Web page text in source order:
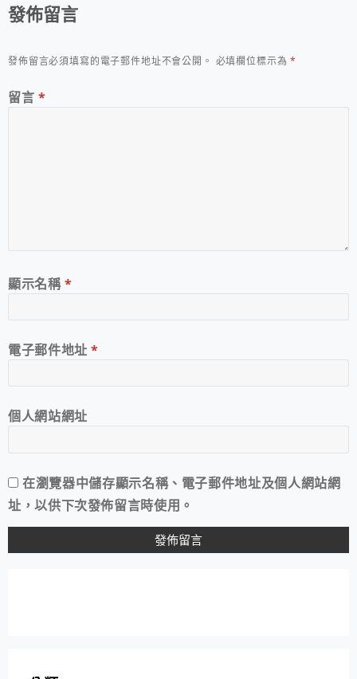
發佈留言
發佈留言必須填寫的電子郵件地址不會公開。 必填欄位標示為*
留言 *
顯示名稱*
電子郵件地址*
個人網站網址
在瀏覽器中儲存顯示名稱、電子郵件地址及個人網站網
址，以供下次發佈留言時使用。